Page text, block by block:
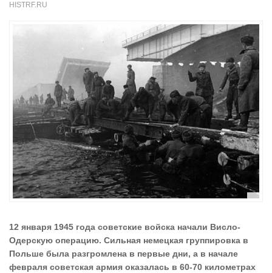
HISTRF.RU
12 января 1945 года советские войска начали Висло-
Одерскую операцию. Сильная немецкая группировка в
Польше была разгромлена в первые дни, а в начале
февраля советская армия оказалась в 60-70 километрах